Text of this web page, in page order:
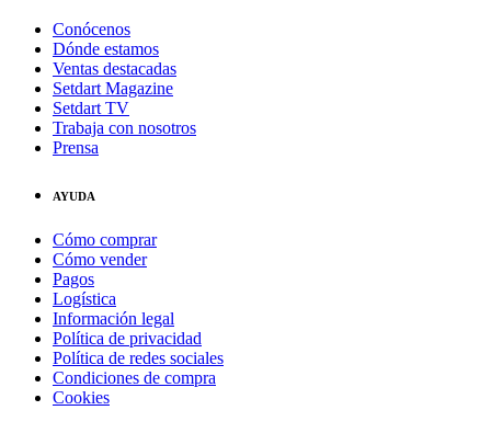
Conócenos
Dónde estamos
Ventas destacadas
Setdart Magazine
Setdart TV
Trabaja con nosotros
Prensa
AYUDA
Cómo comprar
Cómo vender
Pagos
Logística
Información legal
Política de privacidad
Política de redes sociales
Condiciones de compra
Cookies